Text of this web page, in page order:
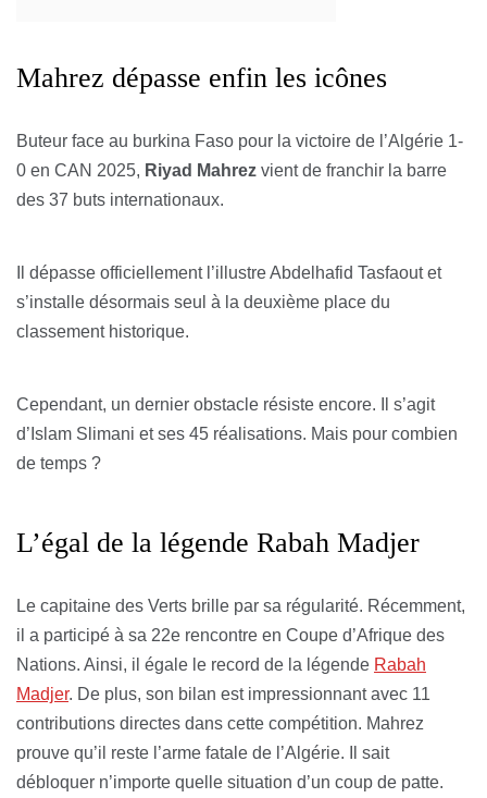
Mahrez dépasse enfin les icônes
Buteur face au burkina Faso pour la victoire de l’Algérie 1-
0 en CAN 2025, Riyad Mahrez vient de franchir la barre
des 37 buts internationaux.
Il dépasse officiellement l’illustre Abdelhafid Tasfaout et
s’installe désormais seul à la deuxième place du
classement historique.
Cependant, un dernier obstacle résiste encore. Il s’agit
d’Islam Slimani et ses 45 réalisations. Mais pour combien
de temps ?
L’égal de la légende Rabah Madjer
Le capitaine des Verts brille par sa régularité. Récemment,
il a participé à sa 22e rencontre en Coupe d’Afrique des
Nations. Ainsi, il égale le record de la légende Rabah
Madjer. De plus, son bilan est impressionnant avec 11
contributions directes dans cette compétition. Mahrez
prouve qu’il reste l’arme fatale de l’Algérie. Il sait
débloquer n’importe quelle situation d’un coup de patte.